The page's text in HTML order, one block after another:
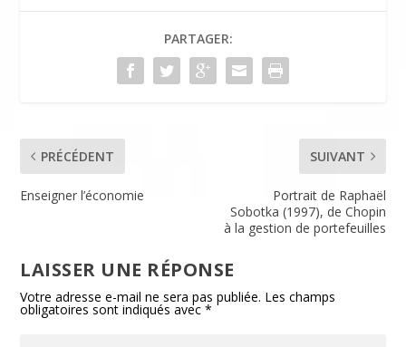
o dI
n
e
n
dl
er
PARTAGER:
PRÉCÉDENT
Enseigner l’économie
SUIVANT
Portrait de Raphaël
Sobotka (1997), de Chopin
à la gestion de portefeuilles
LAISSER UNE RÉPONSE
Votre adresse e-mail ne sera pas publiée. Les champs
obligatoires sont indiqués avec*